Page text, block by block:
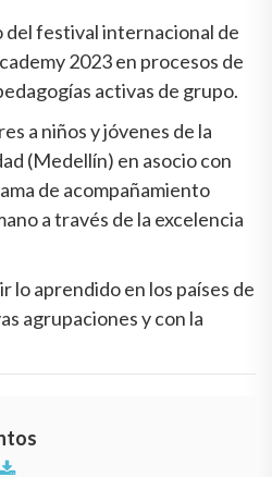
del festival internacional de
2023 en procesos de
activas de grupo.
a niños y jóvenes de la
(Medellín) en asocio con
de acompañamiento
a través de la excelencia
lo aprendido en los países de
agrupaciones y con la